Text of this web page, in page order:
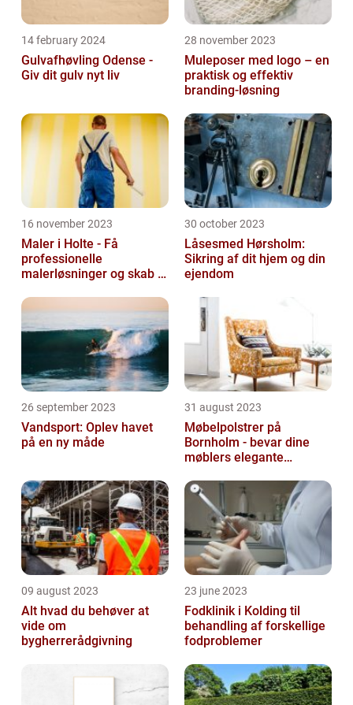
14 february 2024
Gulvafhøvling Odense -
Giv dit gulv nyt liv
28 november 2023
Muleposer med logo – en
praktisk og effektiv
branding-løsning
16 november 2023
Maler i Holte - Få
professionelle
malerløsninger og skab et
30 october 2023
Låsesmed Hørsholm:
Sikring af dit hjem og din
ejendom
26 september 2023
Vandsport: Oplev havet
på en ny måde
31 august 2023
Møbelpolstrer på
Bornholm - bevar dine
møblers elegante
09 august 2023
Alt hvad du behøver at
vide om
bygherrerådgivning
23 june 2023
Fodklinik i Kolding til
behandling af forskellige
fodproblemer